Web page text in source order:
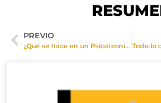
PREVIO
¿Qué se hace en un Psicotecnico?